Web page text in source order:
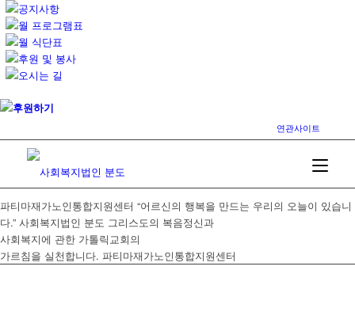
공지사항
월 프로그램표
월 식단표
후원 및 봉사
오시는 길
후원하기
연관사이트
파티마재가노인통합지원센터 “어르신의 행복을 만드는 우리의 오늘이 있습니
다.” 사회복지법인 분도 그리스도의 복음정신과
사회복지에 관한 가톨릭교회의
가르침을 실천합니다. 파티마재가노인통합지원센터